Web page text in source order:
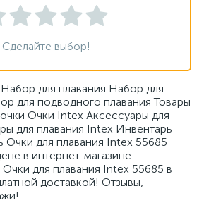
Сделайте выбор!
для плавания Набор для
для подводного плавания Товары
Очки Intex Аксессуары для
для плавания Intex Инвентарь
Очки для плавания Intex 55685
в интернет-магазине
для плавания Intex 55685 в
доставкой! Отзывы,